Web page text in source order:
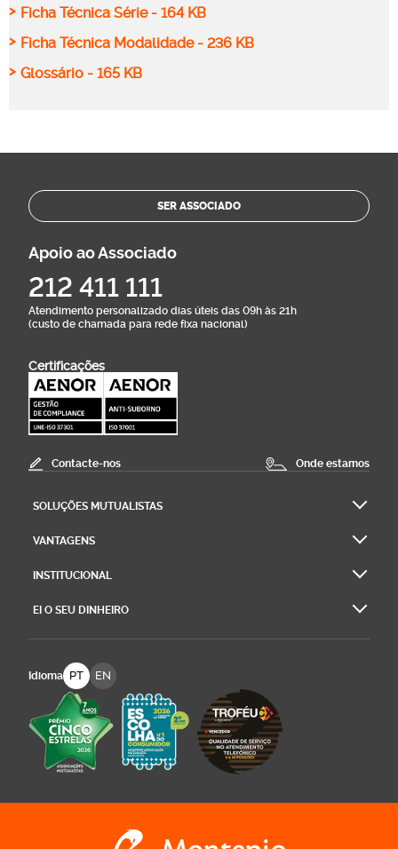
> Ficha Técnica Série - 164 KB
> Ficha Técnica Modalidade - 236 KB
> Glossário - 165 KB
SER ASSOCIADO
Apoio ao Associado
212 411 111
Atendimento personalizado dias úteis das 09h às 21h
(custo de chamada para rede fixa nacional)
Certificações
Contacte-nos Onde estamos
SOLUÇÕES MUTUALISTAS
VANTAGENS
INSTITUCIONAL
EI O SEU DINHEIRO
Idioma PT EN
Logo Montepio Associação Mutualista -